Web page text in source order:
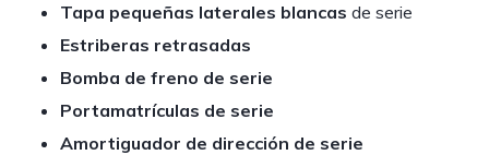
Tapa pequeñas laterales blancas de serie
Estriberas retrasadas
Bomba de freno de serie
Portamatrículas de serie
Amortiguador de dirección de serie